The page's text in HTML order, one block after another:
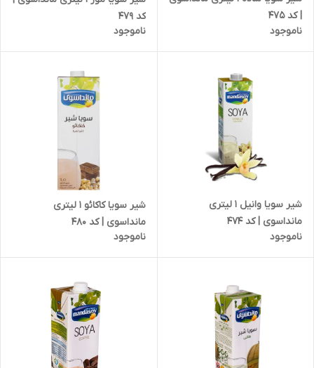
| کد 475
ناموجود
کد 479
ناموجود
شیر سویا وانیل 1 لیتری
مانداسوی | کد 474
ناموجود
شیر سویا کاکائو 1 لیتری
مانداسوی | کد 480
ناموجود